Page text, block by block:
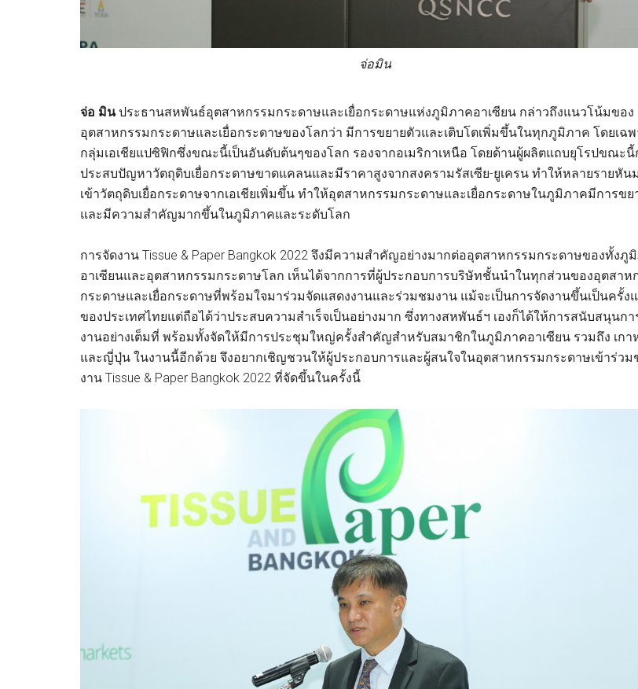
จ่อมิน
จ่อ มินประธานสหพันธ์อุตสาหกรรมกระดาษและเยื่อกระดาษแห่งภูมิภาคอาเซียน กล่าวถึงแนวโน้มของ
อุตสาหกรรมกระดาษและเยื่อกระดาษของโลกว่า มีการขยายตัวและเติบโตเพิ่มขึ้นในทุกภูมิภาค โดยเฉ
กลุ่มเอเชียแปซิฟิกซึ่งขณะนี้เป็นอันดับต้นๆของโลก รองจากอเมริกาเหนือ โดยด้านผู้ผลิตแถบยุโรปขณะนี้
ประสบปัญหาวัตถุดิบเยื่อกระดาษขาดแคลนและมีราคาสูงจากสงครามรัสเซีย-ยูเครน ทำให้หลายรายหัน
เข้าวัตถุดิบเยื่อกระดาษจากเอเชียเพิ่มขึ้น ทำให้อุตสาหกรรมกระดาษและเยื่อกระดาษในภูมิภาคมีการขย
และมีความสำคัญมากขึ้นในภูมิภาคและระดับโลก
การจัดงาน Tissue & Paper Bangkok 2022 จึงมีความสำคัญอย่างมากต่ออุตสาหกรรมกระดาษของทั้งภู
อาเซียนและอุตสาหกรรมกระดาษโลก เห็นได้จากการที่ผู้ประกอบการบริษัทชั้นนำในทุกส่วนของอุตสาห
กระดาษและเยื่อกระดาษที่พร้อมใจมาร่วมจัดแสดงงานและร่วมชมงาน แม้จะเป็นการจัดงานขึ้นเป็นครั้ง
ของประเทศไทยแต่ถือได้ว่าประสบความสำเร็จเป็นอย่างมาก ซึ่งทางสหพันธ์ฯ เองก็ได้ให้การสนับสนุนกา
งานอย่างเต็มที่ พร้อมทั้งจัดให้มีการประชุมใหญ่ครั้งสำคัญสำหรับสมาชิกในภูมิภาคอาเซียน รวมถึง เกา
และญี่ปุ่น ในงานนี้อีกด้วย จึงอยากเชิญชวนให้ผู้ประกอบการและผู้สนใจในอุตสาหกรรมกระดาษเข้าร่วม
งาน Tissue & Paper Bangkok 2022 ที่จัดขึ้นในครั้งนี้